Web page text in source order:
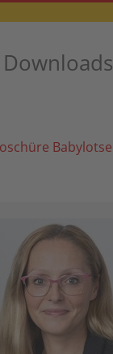
Downloads
Babylotse